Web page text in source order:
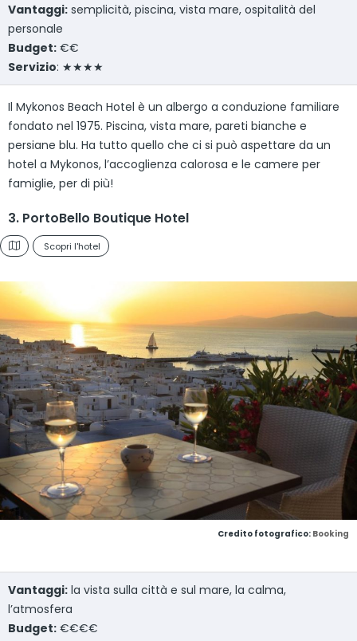
Vantaggi: semplicità, piscina, vista mare, ospitalità del
personale
Budget: €€
Servizio: ★★★★
Il Mykonos Beach Hotel è un albergo a conduzione familiare
fondato nel 1975. Piscina, vista mare, pareti bianche e
persiane blu. Ha tutto quello che ci si può aspettare da un
hotel a Mykonos, l’accoglienza calorosa e le camere per
famiglie, per di più!
3. PortoBello Boutique Hotel
Scopri l'hotel
Credito fotografico: Booking
Vantaggi: la vista sulla città e sul mare, la calma,
l’atmosfera
Budget: €€€€